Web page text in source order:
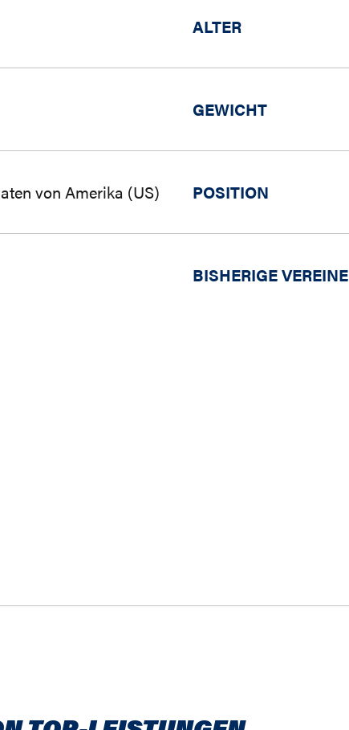
ALTER
GEWICHT
von Amerika (US) POSITION
BISHERIGE VEREINE